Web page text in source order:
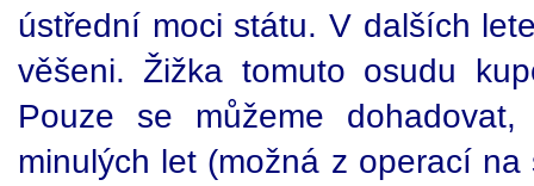
ústřední moci státu. V dalších
věšeni. Žižka tomuto osudu
Pouze se můžeme
minulých let (možná z operací